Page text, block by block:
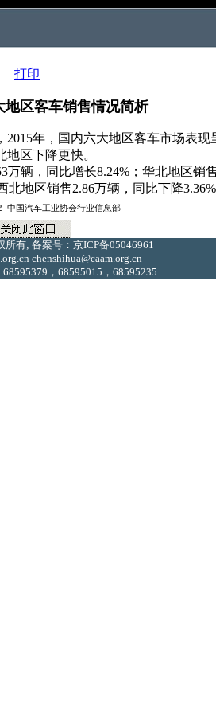
打印
地区客车销售情况简析
年，国内六大地区客车市场表现
区下降更快。
辆，同比增长8.24%；华北地区销
地区销售2.86万辆，同比下降3.36%
中国汽车工业协会行业信息部
所有; 备案号：京ICP备05046961
chenshihua@caam.org.cn
，68595015，68595235